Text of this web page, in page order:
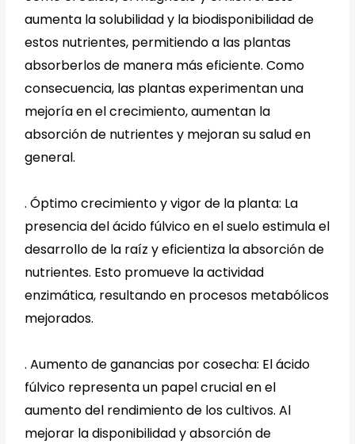
aumenta la solubilidad y la biodisponibilidad de
estos nutrientes, permitiendo a las plantas
absorberlos de manera más eficiente. Como
consecuencia, las plantas experimentan una
mejoría en el crecimiento, aumentan la
absorción de nutrientes y mejoran su salud en
general.
. Óptimo crecimiento y vigor de la planta: La
presencia del ácido fúlvico en el suelo estimula el
desarrollo de la raíz y eficientiza la absorción de
nutrientes. Esto promueve la actividad
enzimática, resultando en procesos metabólicos
mejorados.
. Aumento de ganancias por cosecha: El ácido
fúlvico representa un papel crucial en el
aumento del rendimiento de los cultivos. Al
mejorar la disponibilidad y absorción de